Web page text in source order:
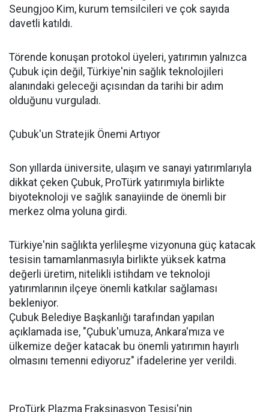
Seungjoo Kim, kurum temsilcileri ve çok sayıda
davetli katıldı.
Törende konuşan protokol üyeleri, yatırımın yalnızca
Çubuk için değil, Türkiye'nin sağlık teknolojileri
alanındaki geleceği açısından da tarihi bir adım
olduğunu vurguladı.
Çubuk'un Stratejik Önemi Artıyor
Son yıllarda üniversite, ulaşım ve sanayi yatırımlarıyla
dikkat çeken Çubuk, ProTürk yatırımıyla birlikte
biyoteknoloji ve sağlık sanayiinde de önemli bir
merkez olma yoluna girdi.
Türkiye'nin sağlıkta yerlileşme vizyonuna güç katacak
tesisin tamamlanmasıyla birlikte yüksek katma
değerli üretim, nitelikli istihdam ve teknoloji
yatırımlarının ilçeye önemli katkılar sağlaması
bekleniyor.
Çubuk Belediye Başkanlığı tarafından yapılan
açıklamada ise, "Çubuk'umuza, Ankara'mıza ve
ülkemize değer katacak bu önemli yatırımın hayırlı
olmasını temenni ediyoruz" ifadelerine yer verildi.
ProTürk Plazma Fraksinasyon Tesisi'nin